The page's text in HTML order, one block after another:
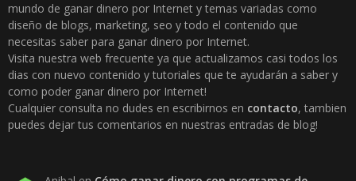
mundo de ganar dinero por Internet y temas variadas como
diseño de blogs, marketing, seo y todo el contenido que
necesitas saber para ganar dinero por Internet.
Visita nuestra web frecuente ya que actualizamos casi todos los
dias con nuevo contenido y tutoriales que te ayudarán a saber y
como poder ganar dinero por Internet!
Cualquier consulta no dudes en escribirnos en contacto, tambien
puedes dejar tus comentarios en nuestras entradas de blog!